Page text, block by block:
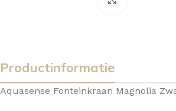
Productinformatie
Aquasense Fonteinkraan Magnolia